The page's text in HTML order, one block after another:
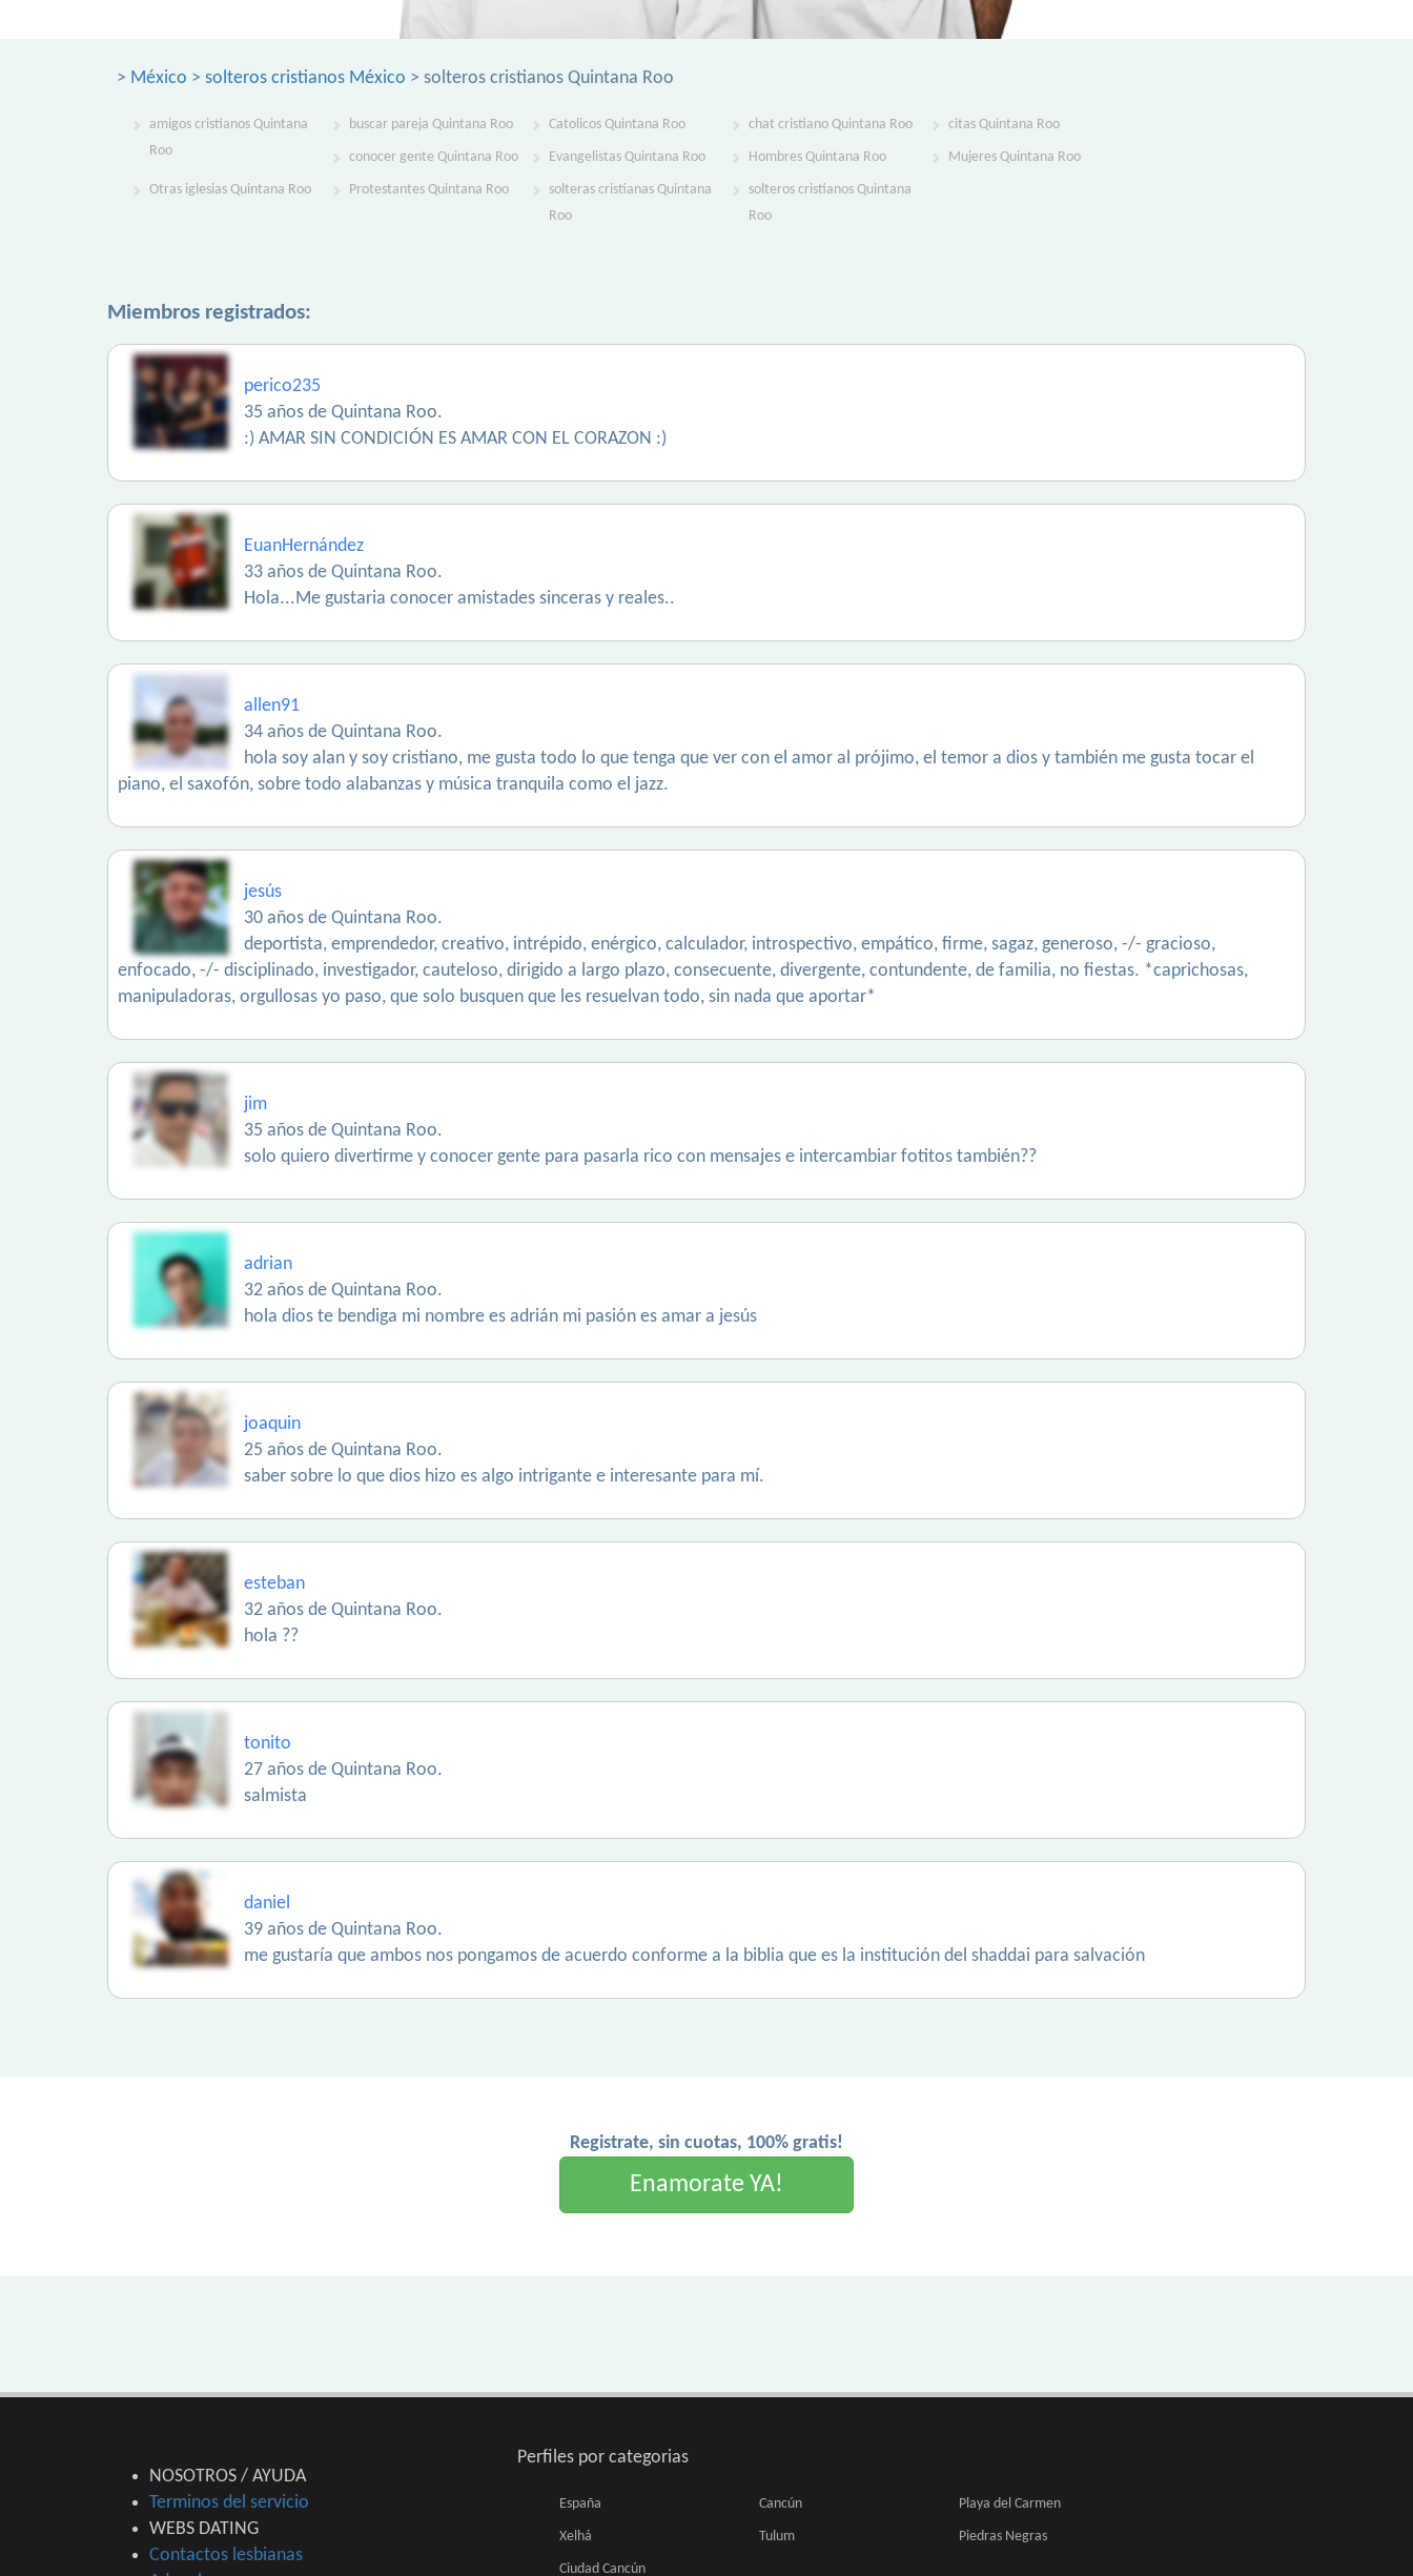
> México > solteros cristianos México > solteros cristianos Quintana Roo
amigos cristianos Quintana
Roo
buscar pareja Quintana Roo Catolicos Quintana Roo chat cristiano Quintana Roo citas Quintana Roo
conocer gente Quintana Roo Evangelistas Quintana Roo Hombres Quintana Roo Mujeres Quintana Roo
Otras iglesias Quintana Roo Protestantes Quintana Roo
solteras cristianas Quintana
Roo
solteros cristianos Quintana
Roo
Miembros registrados:
perico235
35 años de Quintana Roo.
:) AMAR SIN CONDICIÓN ES AMAR CON EL CORAZON :)
EuanHernández
33 años de Quintana Roo.
Hola...Me gustaria conocer amistades sinceras y reales..
allen91
34 años de Quintana Roo.
hola soy alan y soy cristiano, me gusta todo lo que tenga que ver con el amor al prójimo, el temor a dios y también me gusta tocar el
piano, el saxofón, sobre todo alabanzas y música tranquila como el jazz.
jesús
30 años de Quintana Roo.
deportista, emprendedor, creativo, intrépido, enérgico, calculador, introspectivo, empático, firme, sagaz, generoso, -/- gracioso,
enfocado, -/- disciplinado, investigador, cauteloso, dirigido a largo plazo, consecuente, divergente, contundente, de familia, no fiestas. *caprichosas,
manipuladoras, orgullosas yo paso, que solo busquen que les resuelvan todo, sin nada que aportar*
jim
35 años de Quintana Roo.
solo quiero divertirme y conocer gente para pasarla rico con mensajes e intercambiar fotitos también??
adrian
32 años de Quintana Roo.
hola dios te bendiga mi nombre es adrián mi pasión es amar a jesús
joaquin
25 años de Quintana Roo.
saber sobre lo que dios hizo es algo intrigante e interesante para mí.
esteban
32 años de Quintana Roo.
hola ??
tonito
27 años de Quintana Roo.
salmista
daniel
39 años de Quintana Roo.
me gustaría que ambos nos pongamos de acuerdo conforme a la biblia que es la institución del shaddai para salvación
Registrate, sin cuotas, 100% gratis!
Enamorate YA!
NOSOTROS / AYUDA
Terminos del servicio
WEBS DATING
Contactos lesbianas
Perfiles por categorias
España Cancún Playa del Carmen
Xelhá Tulum Piedras Negras
Ciudad Cancún